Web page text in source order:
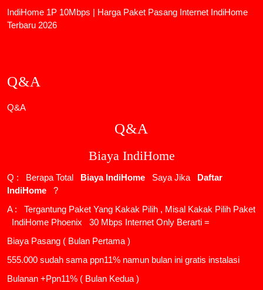
IndiHome 1P 10Mbps | Harga Paket Pasang Internet IndiHome
Terbaru 2026
Q&A
Q&A
Q&A
Biaya IndiHome
Q : Berapa Total Biaya IndiHome Saya Jika
Daftar
IndiHome
?
A : Tergantung Paket Yang Kakak Pilih , Misal Kakak Pilih Paket
IndiHome Phoenix
30 Mbps Internet Only Berarti =
Biaya Pasang ( Bulan Pertama )
555.000 sudah sama ppn11% namun bulan ini gratis instalasi
Bulanan +Ppn11% ( Bulan Kedua )